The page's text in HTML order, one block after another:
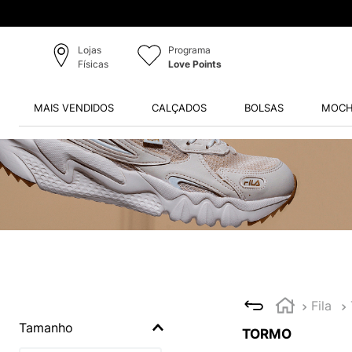
Lojas
Físicas
Programa
Love Points
MAIS VENDIDOS CALÇADOS BOLSAS
Tamanho
Fila
TORMO